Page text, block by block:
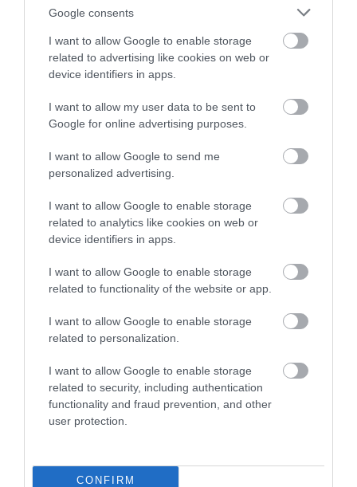
Google consents
I want to allow Google to enable storage
related to advertising like cookies on web or
device identifiers in apps.
I want to allow my user data to be sent to
Google for online advertising purposes.
I want to allow Google to send me
personalized advertising.
I want to allow Google to enable storage
related to analytics like cookies on web or
device identifiers in apps.
I want to allow Google to enable storage
related to functionality of the website or app.
I want to allow Google to enable storage
related to personalization.
I want to allow Google to enable storage
related to security, including authentication
functionality and fraud prevention, and other
user protection.
CONFIRM
Érkezik a „Nagy Panda”: A Fiat két új
modellel…
Retro faktor a köbön a Fiat Panda 4x4
limitált szériája
Szalonállapotban pompázik a Fiat vezér
volt autója